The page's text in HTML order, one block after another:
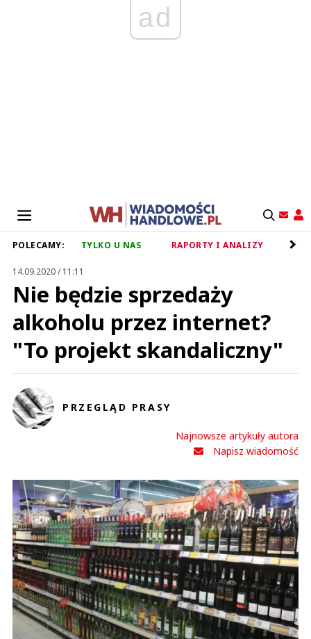
ad
POLECAMY: TYLKO U NAS RAPORTY I ANALIZY
14.09.2020 / 11:11
Nie będzie sprzedaży
alkoholu przez internet?
"To projekt skandaliczny"
PRZEGLĄD PRASY
Najnowsze artykuły autora
Napisz wiadomość